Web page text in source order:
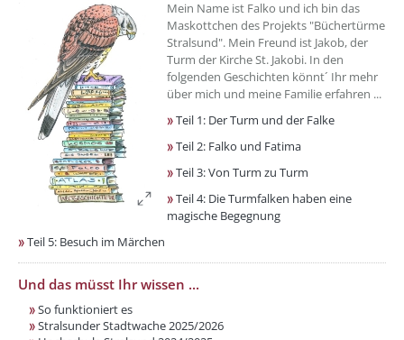
Mein Name ist Falko und ich bin das
Maskottchen des Projekts "Büchertürme
Stralsund". Mein Freund ist Jakob, der
Turm der Kirche St. Jakobi. In den
folgenden Geschichten könnt´ Ihr mehr
über mich und meine Familie erfahren ...
Teil 1: Der Turm und der Falke
Teil 2: Falko und Fatima
Teil 3: Von Turm zu Turm
Teil 4: Die Turmfalken haben eine
magische Begegnung
Teil 5: Besuch im Märchen
Und das müsst Ihr wissen ...
So funktioniert es
Stralsunder Stadtwache 2025/2026